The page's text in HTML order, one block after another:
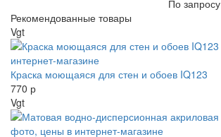
По запросу
Рекомендованные товары
Vgt
Краска моющаяся для стен и обоев IQ123
770 р
Vgt